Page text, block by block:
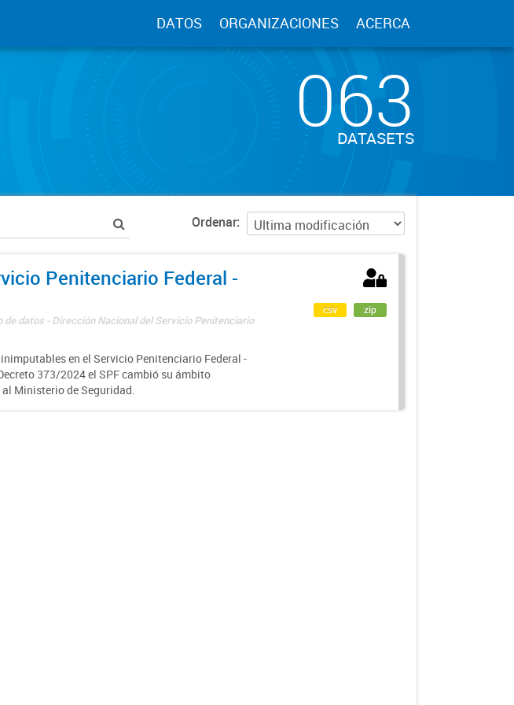
DATOS ORGANIZACIONES ACERCA
063
DATASETS
Ordenar
Penitenciario Federal -
datos - Dirección Nacional del Servicio Penitenciario
en el Servicio Penitenciario Federal -
373/2024 el SPF cambió su ámbito
Ministerio de Seguridad.
csv zip